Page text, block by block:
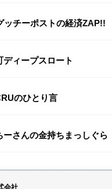
ッチーポストの経済ZAP!!
ディープスロート
のひとり言
ーさんの金持ちまっしぐら